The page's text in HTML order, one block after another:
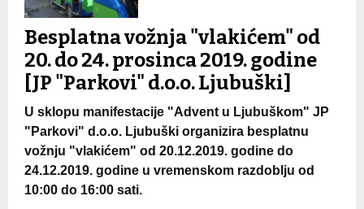
Besplatna vožnja "vlakićem" od
20. do 24. prosinca 2019. godine
[JP "Parkovi" d.o.o. Ljubuški]
U sklopu manifestacije "Advent u Ljubuškom" JP
"Parkovi" d.o.o. Ljubuški organizira besplatnu
vožnju "vlakićem" od 20.12.2019. godine do
24.12.2019. godine u vremenskom razdoblju od
10:00 do 16:00 sati.